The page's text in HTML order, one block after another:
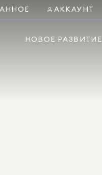
АККАУНТ
НОВОЕ РАЗВИТИЕ